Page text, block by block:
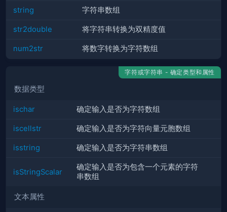
string 字符串数组
str2double 将字符串转换为双精度值
num2str 将数字转换为字符数组
字符或字符串 - 确定类型和属性
数据类型
ischar 确定输入是否为字符数组
iscellstr 确定输入是否为字符向量元胞数组
isstring 确定输入是否为字符串数组
isStringScalar
确定输入是否为包含一个元素的字符
串数组
文本属性